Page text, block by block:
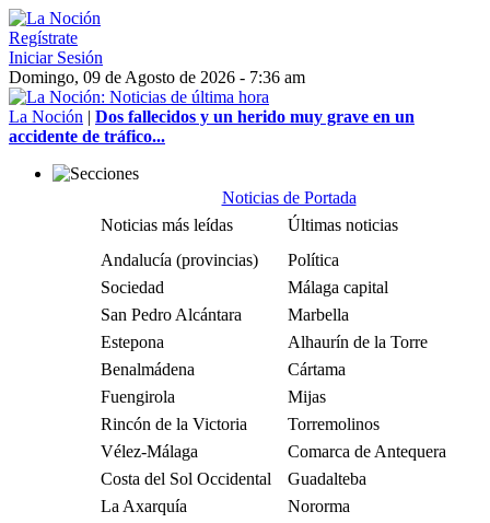
Regístrate
Iniciar Sesión
Domingo, 09 de Agosto de 2026 - 7:36 am
La Noción | Dos fallecidos y un herido muy grave en un
accidente de tráfico...
Noticias de Portada
Noticias más leídas
Últimas noticias
Andalucía (provincias)
Política
Sociedad
Málaga capital
San Pedro Alcántara
Marbella
Estepona
Alhaurín de la Torre
Benalmádena
Cártama
Fuengirola
Mijas
Rincón de la Victoria
Torremolinos
Vélez-Málaga
Comarca de Antequera
Costa del Sol Occidental
Guadalteba
La Axarquía
Nororma